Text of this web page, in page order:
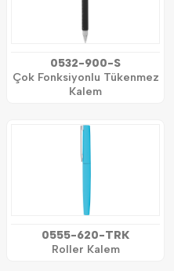
0532-900-S
Çok Fonksiyonlu Tükenmez
Kalem
0555-620-TRK
Roller Kalem